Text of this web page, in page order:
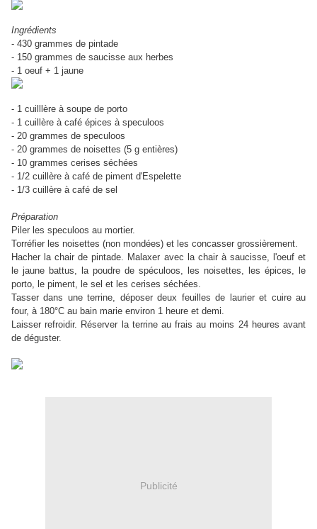
Ingrédients
- 430 grammes de pintade
- 150 grammes de saucisse aux herbes
- 1 oeuf + 1 jaune
- 1 cuilllère à soupe de porto
- 1 cuillère à café épices à speculoos
- 20 grammes de speculoos
- 20 grammes de noisettes (5 g entières)
- 10 grammes cerises séchées
- 1/2 cuillère à café de piment d'Espelette
- 1/3 cuillère à café de sel
Préparation
Piler les speculoos au mortier.
Torréfier les noisettes (non mondées) et les concasser grossièrement.
Hacher la chair de pintade. Malaxer avec la chair à saucisse, l'oeuf et
le jaune battus, la poudre de spéculoos, les noisettes, les épices, le
porto, le piment, le sel et les cerises séchées.
Tasser dans une terrine, déposer deux feuilles de laurier et cuire au
four, à 180°C au bain marie environ 1 heure et demi.
Laisser refroidir. Réserver la terrine au frais au moins 24 heures avant
de déguster.
Publicité